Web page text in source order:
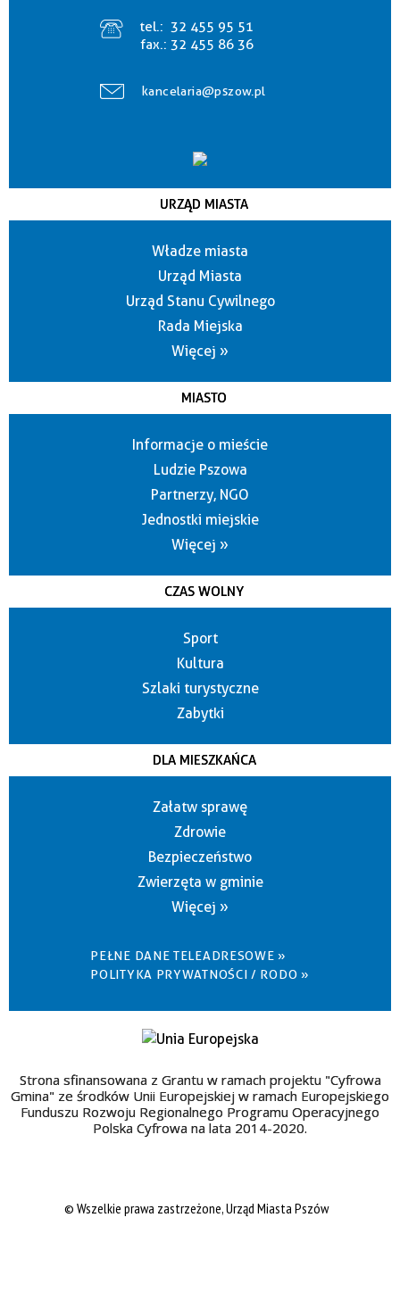
tel.: 32 455 95 51
fax.: 32 455 86 36
kancelaria@pszow.pl
URZĄD MIASTA
Władze miasta
Urząd Miasta
Urząd Stanu Cywilnego
Rada Miejska
Więcej »
MIASTO
Informacje o mieście
Ludzie Pszowa
Partnerzy, NGO
Jednostki miejskie
Więcej »
CZAS WOLNY
Sport
Kultura
Szlaki turystyczne
Zabytki
DLA MIESZKAŃCA
Załatw sprawę
Zdrowie
Bezpieczeństwo
Zwierzęta w gminie
Więcej »
PEŁNE DANE TELEADRESOWE »
POLITYKA PRYWATNOŚCI / RODO »
Strona sfinansowana z Grantu w ramach projektu "Cyfrowa
Gmina" ze środków Unii Europejskiej w ramach Europejskiego
Funduszu Rozwoju Regionalnego Programu Operacyjnego
Polska Cyfrowa na lata 2014-2020.
© Wszelkie prawa zastrzeżone, Urząd Miasta Pszów